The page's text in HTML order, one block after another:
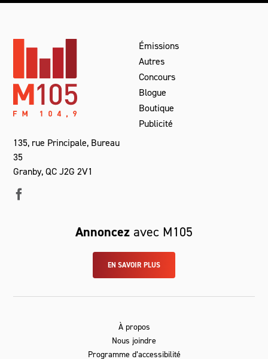
135, rue Principale, Bureau
35
Granby, QC J2G 2V1
Émissions
Autres
Concours
Blogue
Boutique
Publicité
Annoncez avec M105
EN SAVOIR PLUS
À propos
Nous joindre
Programme d’accessibilité